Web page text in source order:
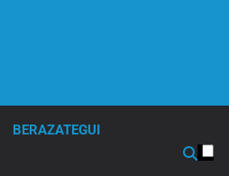
BERAZATEGUI